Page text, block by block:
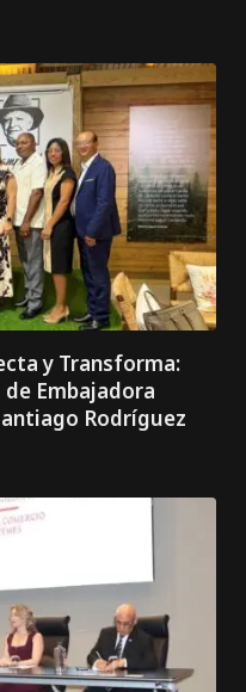
y Transforma:
Embajadora
Rodríguez